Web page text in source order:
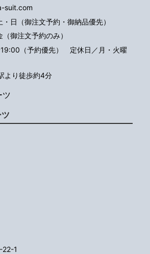
suit.com
日（御注文予約・御納品優先）
御注文予約のみ）
（予約優先） 定休日／月・火曜
より徒歩約4分
22-1